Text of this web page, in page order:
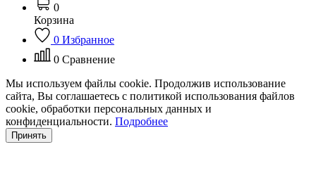
0
Корзина
0 Избранное
0 Сравнение
Мы используем файлы cookie. Продолжив использование
сайта, Вы соглашаетесь с политикой использования файлов
cookie, обработки персональных данных и
конфиденциальности. Подробнее
Принять